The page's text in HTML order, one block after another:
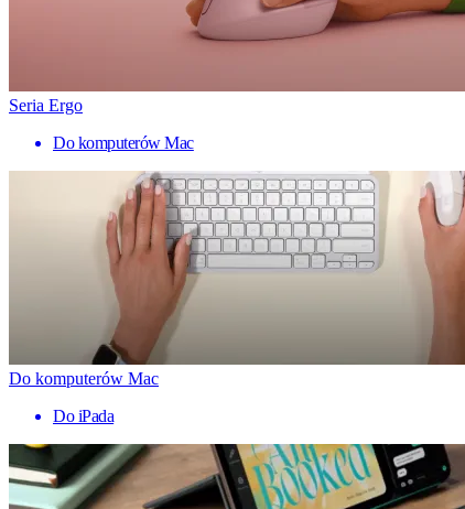
Seria Ergo
Do komputerów Mac
Do komputerów Mac
Do iPada